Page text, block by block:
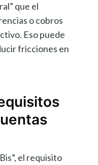
que el
o cobros
Eso puede
fricciones en
el requisito